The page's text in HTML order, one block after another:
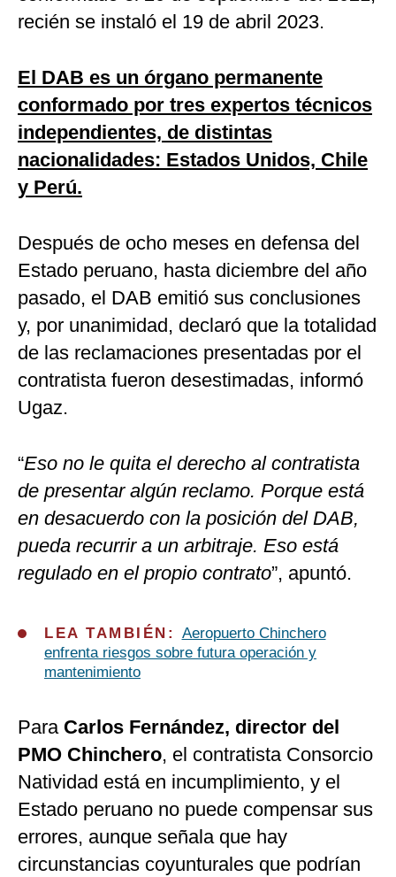
recién se instaló el 19 de abril 2023.
El DAB es un órgano permanente
conformado por tres expertos técnicos
independientes, de distintas
nacionalidades: Estados Unidos, Chile
y Perú.
Después de ocho meses en defensa del
Estado peruano, hasta diciembre del año
pasado, el DAB emitió sus conclusiones
y, por unanimidad, declaró que la totalidad
de las reclamaciones presentadas por el
contratista fueron desestimadas, informó
Ugaz.
“Eso no le quita el derecho al contratista
de presentar algún reclamo. Porque está
en desacuerdo con la posición del DAB,
pueda recurrir a un arbitraje. Eso está
regulado en el propio contrato”, apuntó.
LEA TAMBIÉN: Aeropuerto Chinchero
enfrenta riesgos sobre futura operación y
mantenimiento
Para Carlos Fernández, director del
PMO Chinchero, el contratista Consorcio
Natividad está en incumplimiento, y el
Estado peruano no puede compensar sus
errores, aunque señala que hay
circunstancias coyunturales que podrían